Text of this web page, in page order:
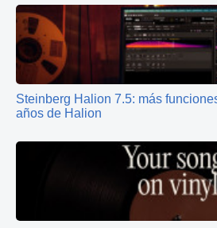
Steinberg Halion 7.5: más
años de Halion